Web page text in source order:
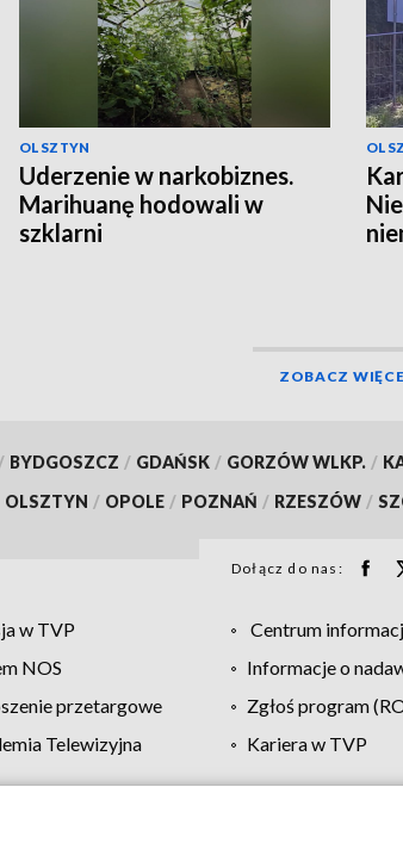
OLSZTYN
Uderzenie w narkobiznes.
Marihuanę hodowali w
szklarni
ZOBACZ
/ BYDGOSZCZ / GDAŃSK / GORZÓW WLKP. /
OLSZTYN / OPOLE / POZNAŃ / RZESZÓW /
Dołącz do nas:
w TVP Centrum
NOS Informacje o
przetargowe Zgłoś program
Telewizyjna Kariera w TVP